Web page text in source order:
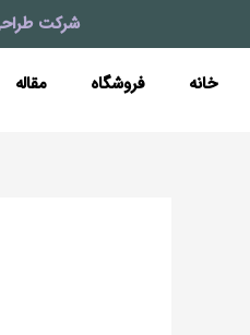
شرکت
خانه فروشگاه مقاله